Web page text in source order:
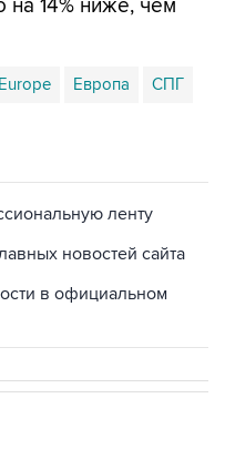
новостей сайта
в официальном
для борьбы с